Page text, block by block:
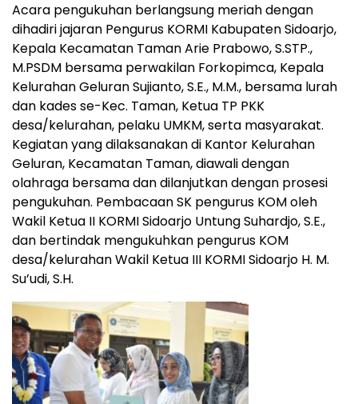
Acara pengukuhan berlangsung meriah dengan
dihadiri jajaran Pengurus KORMI Kabupaten Sidoarjo,
Kepala Kecamatan Taman Arie Prabowo, S.STP.,
M.PSDM bersama perwakilan Forkopimca, Kepala
Kelurahan Geluran Sujianto, S.E., M.M., bersama lurah
dan kades se-Kec. Taman, Ketua TP PKK
desa/kelurahan, pelaku UMKM, serta masyarakat.
Kegiatan yang dilaksanakan di Kantor Kelurahan
Geluran, Kecamatan Taman, diawali dengan
olahraga bersama dan dilanjutkan dengan prosesi
pengukuhan. Pembacaan SK pengurus KOM oleh
Wakil Ketua II KORMI Sidoarjo Untung Suhardjo, S.E.,
dan bertindak mengukuhkan pengurus KOM
desa/kelurahan Wakil Ketua III KORMI Sidoarjo H. M.
Su’udi, S.H.